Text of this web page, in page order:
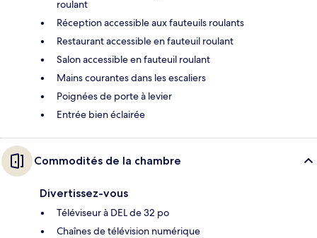
roulant
Réception accessible aux fauteuils roulants
Restaurant accessible en fauteuil roulant
Salon accessible en fauteuil roulant
Mains courantes dans les escaliers
Poignées de porte à levier
Entrée bien éclairée
Commodités de la chambre
Divertissez-vous
Téléviseur à DEL de 32 po
Chaînes de télévision numérique